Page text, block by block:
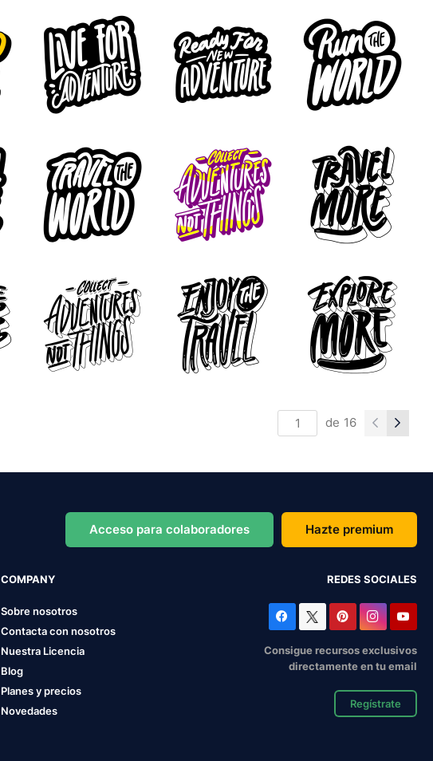
de 16
Acceso para colaboradores Hazte premium
COMPANY
Sobre nosotros
Contacta con nosotros
Nuestra Licencia
Blog
Planes y precios
Novedades
REDES SOCIALES
Consigue recursos exclusivos
directamente en tu email
Regístrate